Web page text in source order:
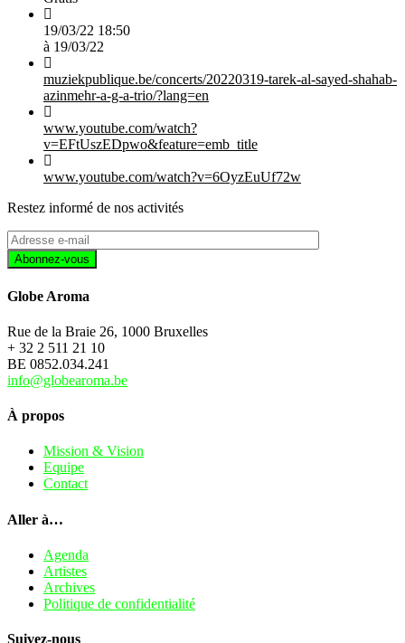
19/03/22 18:50
à 19/03/22
muziekpublique.be/concerts/20220319-tarek-al-sayed-shahab-
azinmehr-a-g-a-trio/?lang=en
www.youtube.com/watch?
v=EFtUszEDpwo&feature=emb_title
www.youtube.com/watch?v=6OyzEuUf72w
Restez informé de nos activités
Globe Aroma
Rue de la Braie 26, 1000 Bruxelles
+ 32 2 511 21 10
BE 0852.034.241
info@globearoma.be
À propos
Mission & Vision
Equipe
Contact
Aller à…
Agenda
Artistes
Archives
Politique de confidentialité
Suivez-nous